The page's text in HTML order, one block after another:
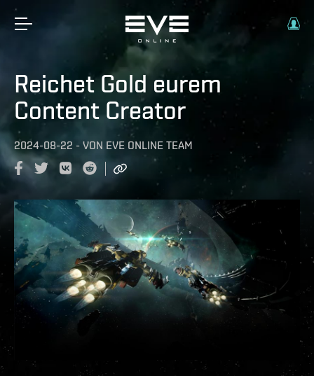
Reichet Gold eurem
Content Creator
2024-08-22 - VON EVE ONLINE TEAM